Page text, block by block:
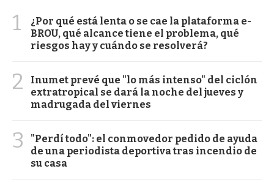
1
¿Por qué está lenta o se cae la plataforma e-
BROU, qué alcance tiene el problema, qué
riesgos hay y cuándo se resolverá?
2
Inumet prevé que "lo más intenso" del ciclón
extratropical se dará la noche del jueves y
madrugada del viernes
3
"Perdí todo": el conmovedor pedido de ayuda
de una periodista deportiva tras incendio de
su casa